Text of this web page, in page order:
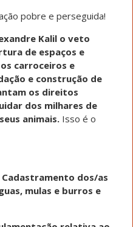
pobre e perseguida!
Kalil o veto
de espaços e
carroceiros e
e construção de
os direitos
dos milhares de
animais. Isso é o
dos/as
mulas e burros e